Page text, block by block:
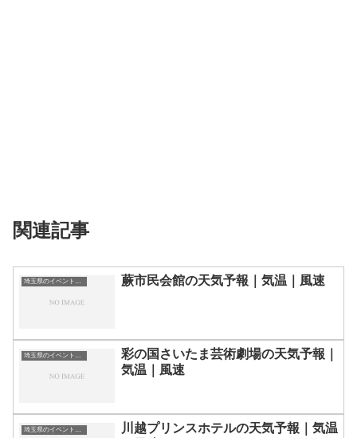
関連記事
埼玉県のイベント会場一覧 蕨市民会館の天気予報｜気温｜風速
埼玉県のイベント会場一覧
彩の国さいたま芸術劇場の天気予報｜
気温｜風速
埼玉県のイベント会場一覧
川越プリンスホテルの天気予報｜気温